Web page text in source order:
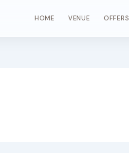
HOME VENUE OFFERS